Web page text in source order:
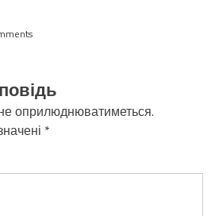
оприлюднюватиметься.
*